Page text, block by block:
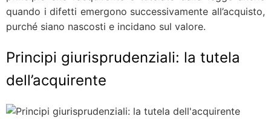
quando i difetti emergono successivamente all’acquisto,
purché siano nascosti e incidano sul valore.
Principi giurisprudenziali: la tutela
dell’acquirente